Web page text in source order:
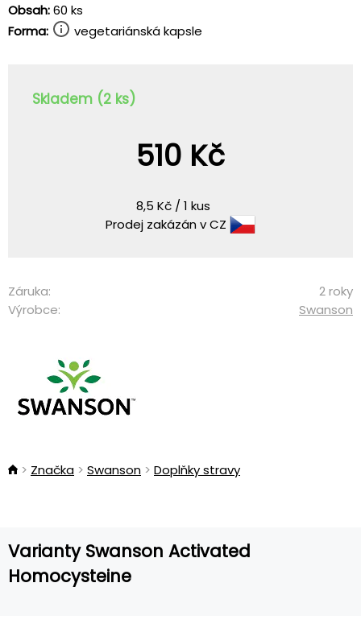
Obsah:60 ks
Forma:
vegetariánská kapsle
Skladem (2 ks)
510 Kč
8,5 Kč / 1 kus
Prodej zakázán v CZ
Záruka:
2 roky
Výrobce:
Swanson
Značka Swanson Doplňky stravy
Varianty Swanson Activated
Homocysteine